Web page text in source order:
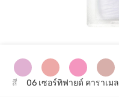
สี 06 เซอร์ทิฟายด์ คาราเมล